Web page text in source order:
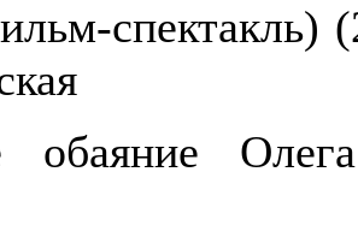
спектакль)
обаяние